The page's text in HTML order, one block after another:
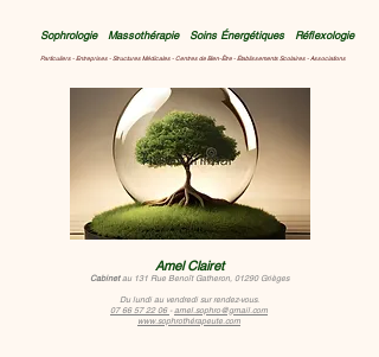
Sophrologie Massothérapie Soins Énergétiques Réflexologie
Particuliers - Entreprises - Structures Médicales - Centres de Bien-Être - Établissements Scolaires - Associations
Amel Clairet
Cabinetau 131Rue Benoît Gatheron, 01290 Grièges
Du lundi au vendredisur rendez-vous.
07 66 57 22 06 - amel.sophro@gmail.com
www.sophrothérapeute.com